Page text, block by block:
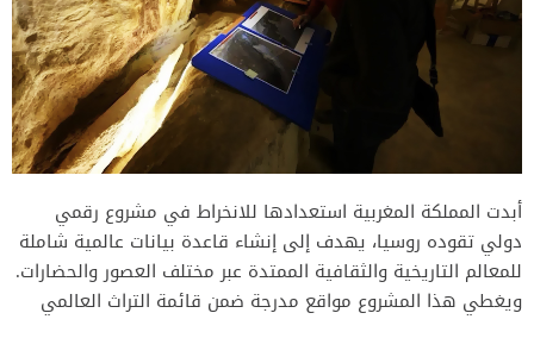
أبدت المملكة المغربية استعدادها للانخراط في مشروع رقمي
دولي تقوده روسيا، يهدف إلى إنشاء قاعدة بيانات عالمية شاملة
للمعالم التاريخية والثقافية الممتدة عبر مختلف العصور والحضارات.
ويغطي هذا المشروع مواقع مدرجة ضمن قائمة التراث العالمي